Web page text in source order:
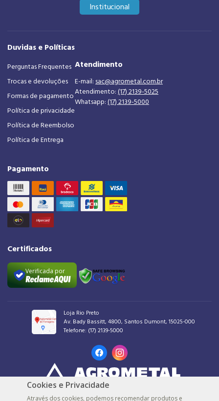
Institucional
Duvidas e Políticas
Perguntas Frequentes
Trocas e devoluções
Formas de pagamento
Política de privacidade
Política de Reembolso
Política de Entrega
Atendimento
E-mail: sac@agrometal.com.br
Atendimento: (17) 2139-5025
Whatsapp: (17) 2139-5000
Pagamento
Certificados
Verificada por
Loja Rio Preto
Av. Bady Bassitt, 4800, Santos Dumont, 15025-000
Telefone: (17) 2139-5000
Cookies e Privacidade
Através dos cookies, podemos recomendar produtos e